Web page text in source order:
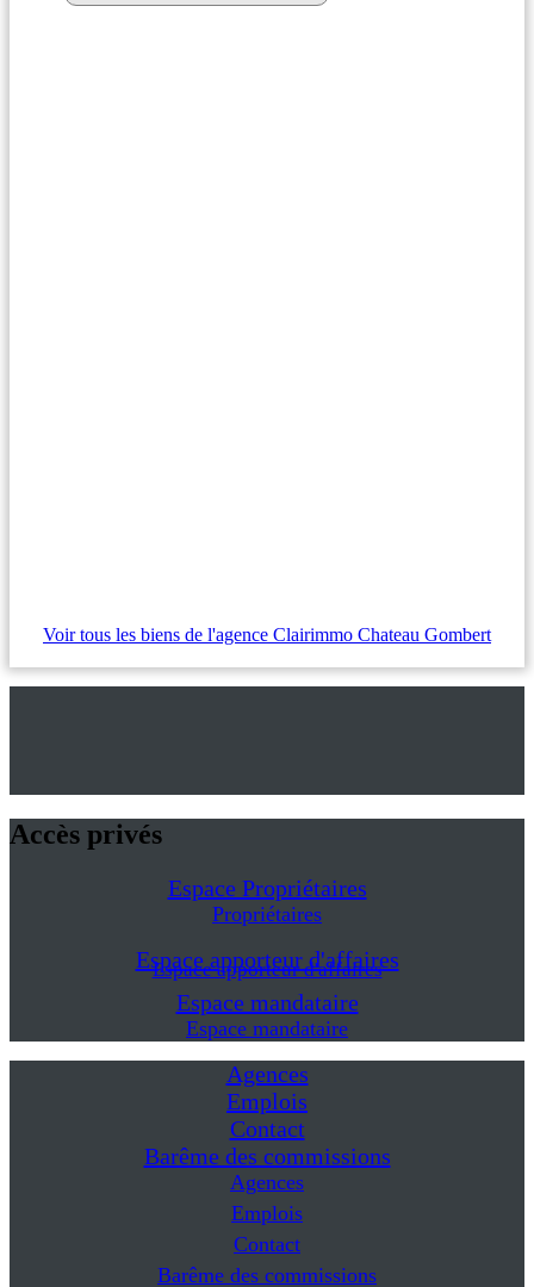
Voir tous les biens de l'agence Clairimmo Chateau Gombert
Accès privés
Espace Propriétaires
Propriétaires
Espace apporteur d'affaires
Espace apporteur d'affaires
Espace mandataire
Espace mandataire
Agences
Emplois
Contact
Barême des commissions
Agences
Emplois
Contact
Barême des commissions